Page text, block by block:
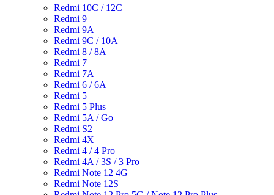
Redmi 10C / 12C
Redmi 9
Redmi 9A
Redmi 9C / 10A
Redmi 8 / 8A
Redmi 7
Redmi 7A
Redmi 6 / 6A
Redmi 5
Redmi 5 Plus
Redmi 5A / Go
Redmi S2
Redmi 4X
Redmi 4 / 4 Pro
Redmi 4A / 3S / 3 Pro
Redmi Note 12 4G
Redmi Note 12S